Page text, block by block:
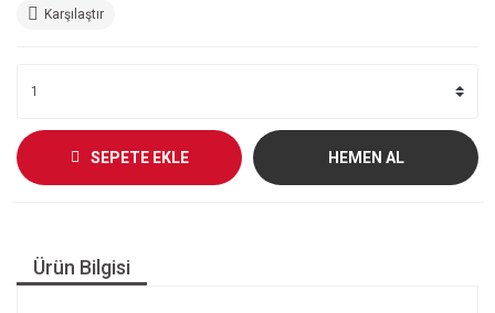
Karşılaştır
SEPETE EKLE HEMEN AL
Ürün Bilgisi